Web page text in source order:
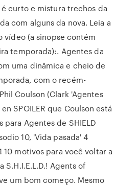
curto e mistura trechos da
com alguns da nova. Leia a
vídeo (a sinopse contém
temporada):. Agentes da
uma dinâmica e cheio de
com o recém-
Coulson (Clark 'Agentes
SPOILER que Coulson está
Agentes de SHIELD
10, 'Vida pasada' 4
10 motivos para você voltar a
S.H.I.E.L.D.! Agents of
um bom começo. Mesmo